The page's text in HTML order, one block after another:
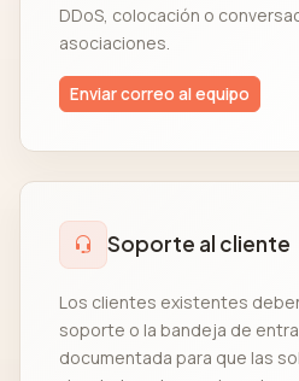
DDoS, colocación o
asociaciones.
Enviar correo al equipo
Soporte al cliente
Los clientes existentes
soporte o la bandeja de
documentada para que las